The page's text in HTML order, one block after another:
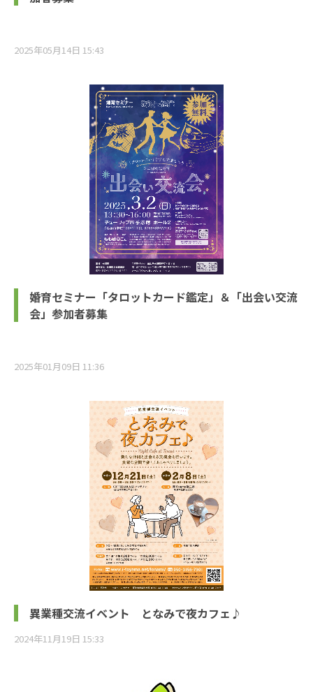
2025年05月14日 15:43
婚育セミナー「タロットカード鑑定」＆「出会い交流
会」参加者募集
2025年01月09日 11:36
異業種交流イベント となみで夜カフェ♪
2024年11月19日 15:33